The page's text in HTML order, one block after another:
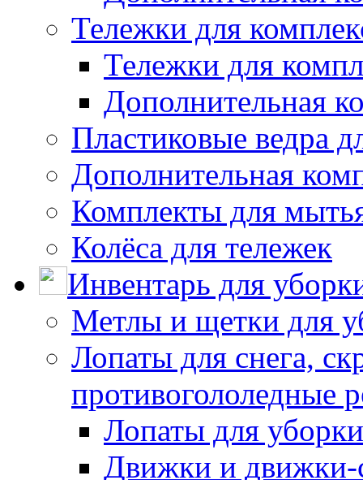
Тележки для
Тележки для
Дополнительная
Пластиковые ведра
Дополнительная
Комплекты для
Колёса для тележек
Инвентарь для
Метлы и щетки для
Лопаты для снега,
противогололедные
Лопаты для
Движки и движки-